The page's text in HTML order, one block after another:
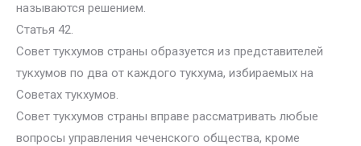
называются решением.
Статья 42.
Совет тукхумов страны образуется из представителей
тукхумов по два от каждого тукхума, избираемых на
Советах тукхумов.
Совет тукхумов страны вправе рассматривать любые
вопросы управления чеченского общества, кроме